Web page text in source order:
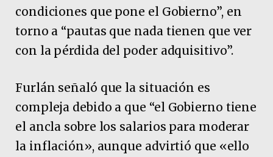
condiciones que pone el Gobierno”, en
torno a “pautas que nada tienen que ver
con la pérdida del poder adquisitivo”.
Furlán señaló que la situación es
compleja debido a que “el Gobierno tiene
el ancla sobre los salarios para moderar
la inflación», aunque advirtió que «ello